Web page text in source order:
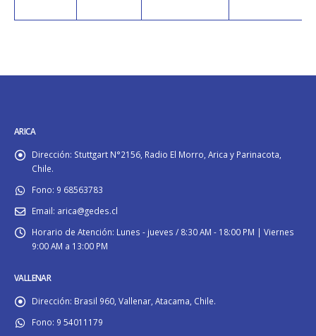
ARICA
Dirección: Stuttgart N°2156, Radio El Morro, Arica y Parinacota,
Chile.
Fono: 9 68563783
Email: arica@gedes.cl
Horario de Atención: Lunes - jueves / 8:30 AM - 18:00 PM | Viernes
9:00 AM a 13:00 PM
VALLENAR
Dirección: Brasil 960, Vallenar, Atacama, Chile.
Fono: 9 54011179